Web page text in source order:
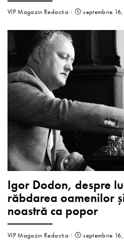
VIP Magazin Redactia septembrie
Igor Dodon, despre
răbdarea oamenilor
noastră ca popor
VIP Magazin Redactia septembrie